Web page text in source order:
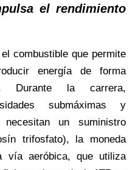
el rendimiento
combustible que permite
energía de forma
Durante la carrera,
submáximas y
un suministro
trifosfato), la moneda
vía aeróbica, que utiliza